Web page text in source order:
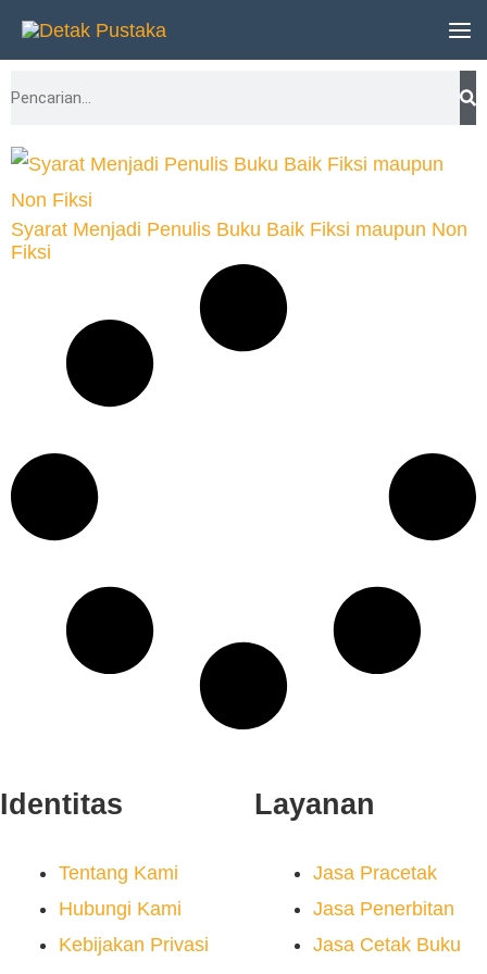
Lewati
konten
Search
Syarat Menjadi Penulis Buku Baik Fiksi maupun Non
Fiksi
Identitas
Tentang Kami
Hubungi Kami
Kebijakan Privasi
Layanan
Jasa Pracetak
Jasa Penerbitan
Jasa Cetak Buku